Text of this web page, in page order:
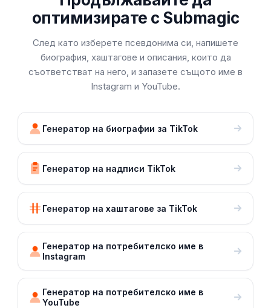
оптимизирате с Submagic
След като изберете псевдонима си, напишете
биография, хаштагове и описания, които да
съответстват на него, и запазете същото име в
Instagram и YouTube.
Генератор на биографии за TikTok
Генератор на надписи TikTok
Генератор на хаштагове за TikTok
Генератор на потребителско име в
Instagram
Генератор на потребителско име в
YouTube